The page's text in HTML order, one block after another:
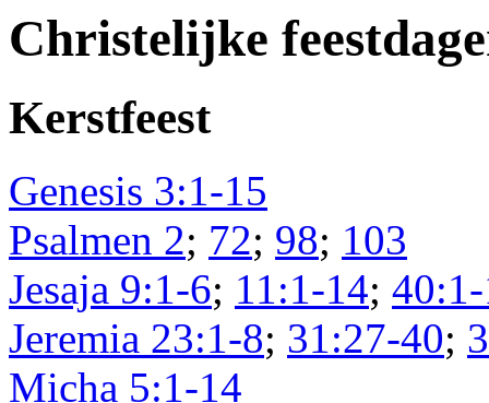
Christelijke
Kerstfeest
Genesis 3:1-15
Psalmen 2; 72; 98; 103
Jesaja 9:1-6; 11:1-14;
Jeremia 23:1-8; 31:27-40;
Micha 5:1-14